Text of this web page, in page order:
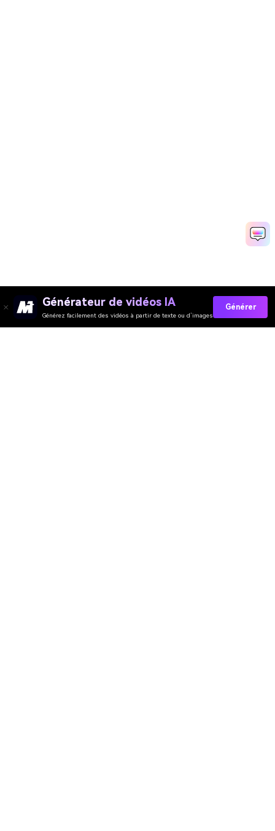
Générateur de vidéos IA
Générez facilement des vidéos à partir de texte ou d’images
Générer